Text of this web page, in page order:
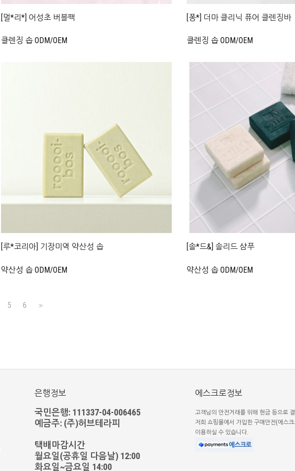
[멀*리*] 어성초 버블팩
클렌징 솝 ODM/OEM
[퐁*] 더마 클리닉 퓨어 클렌징바
클렌징 솝 ODM/OEM
[루*코리아] 기장미역 약산성 솝
약산성 솝 ODM/OEM
[솔*드&] 솔리드 샴푸
약산성 솝 ODM/OEM
5 6 >>
은행정보
국민은행: 111337-04-006465
예금주: (주)허브테라피
택배마감시간
월요일(공휴일 다음날) 12:00
화요일~금요일 14:00
에스크로정보
고객님의 안전거래를 위해 현금 등으로
저희 쇼핑몰에서 가입한 구매안전(에스
이용하실 수 있습니다.